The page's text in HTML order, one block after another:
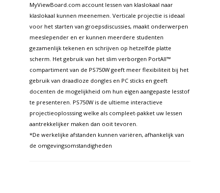
MyViewBoard.com account lessen van klaslokaal naar
klaslokaal kunnen meenemen. Verticale projectie is ideaal
voor het starten van groepsdiscussies, maakt onderwerpen
meeslepender en er kunnen meerdere studenten
gezamenlijk tekenen en schrijven op hetzelfde platte
scherm. Het gebruik van het slim verborgen PortAll™
compartiment van de PS750W geeft meer flexibiliteit bij het
gebruik van draadloze dongles en PC sticks en geeft
docenten de mogelijkheid om hun eigen aangepaste lesstof
te presenteren. PS750W is de ultieme interactieve
projectieoplosssing welke als compleet-pakket uw lessen
aantrekkelijker maken dan ooit tevoren.
*De werkelijke afstanden kunnen variëren, afhankelijk van
de omgevingsomstandigheden